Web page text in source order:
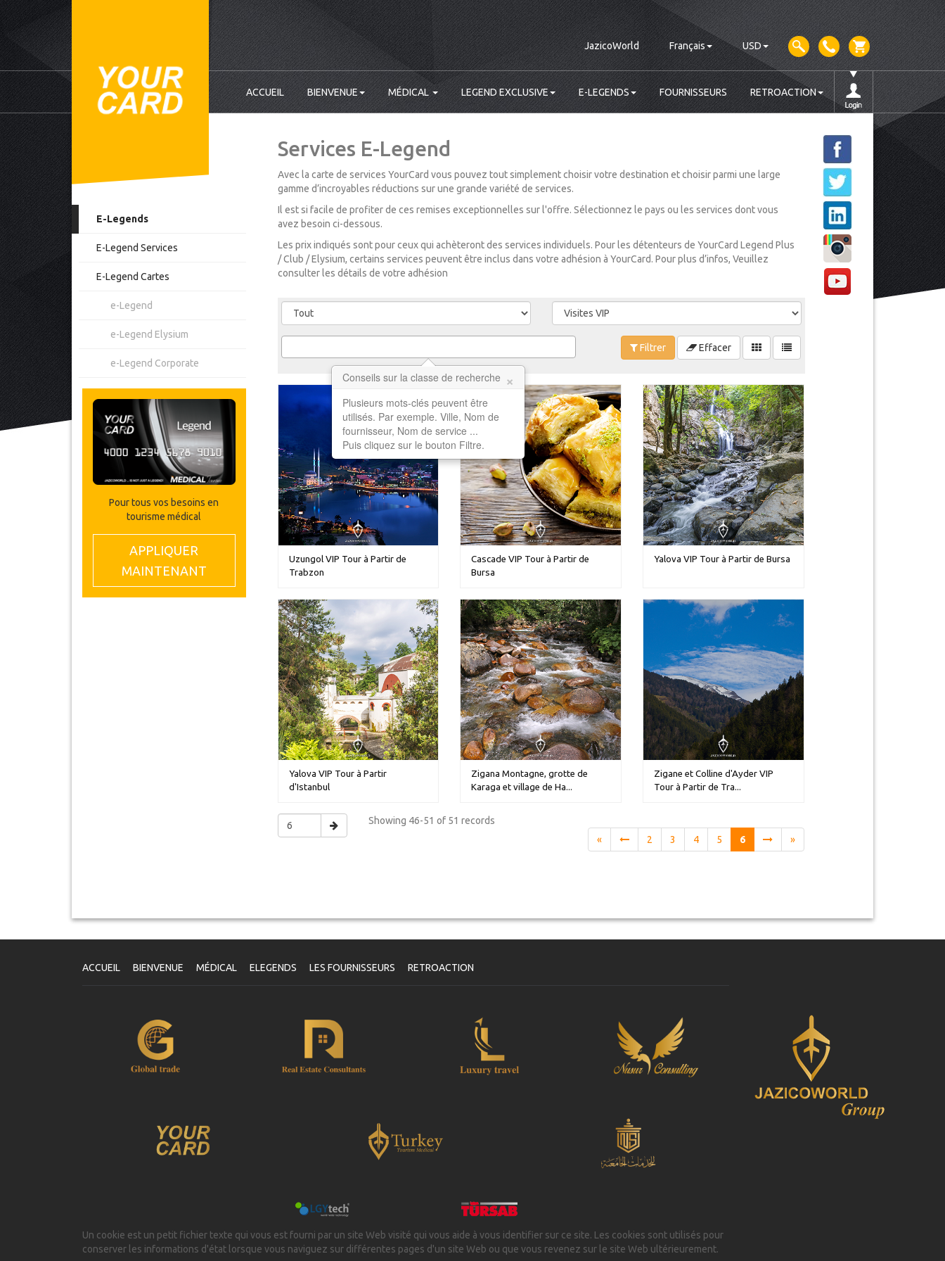
JazicoWorld Français USD
ACCUEIL BIENVENUE MÉDICAL LEGEND EXCLUSIVE E-LEGENDS FOURNISSEURS RETROACTION
E-Legends
E-Legend Services
E-Legend Cartes
e-Legend
e-Legend Elysium
e-Legend Corporate
Pour tous vos besoins en
tourisme médical
APPLIQUER
MAINTENANT
Services E-Legend
Avec la carte de services YourCard vous pouvez tout simplement choisir votre destination et choisir parmi une large
gamme d’incroyables réductions sur une grande variété de services.
Il est si facile de profiter de ces remises exceptionnelles sur l'offre. Sélectionnez le pays ou les services dont vous
avez besoin ci-dessous.
Les prix indiqués sont pour ceux qui achèteront des services individuels. Pour les détenteurs de YourCard Legend Plus
/ Club / Elysium, certains services peuvent être inclus dans votre adhésion à YourCard. Pour plus d’infos, Veuillez
consulter les détails de votre adhésion
Conseils sur la classe de recherche ×
Plusieurs mots-clés peuvent être
utilisés. Par exemple. Ville, Nom de
fournisseur, Nom de service ...
Puis cliquez sur le bouton Filtre.
Filtrer Effacer
Uzungol VIP Tour à Partir de
Trabzon
Cascade VIP Tour à Partir de
Bursa
Yalova VIP Tour à Partir de Bursa
Yalova VIP Tour à Partir
d'Istanbul
Zigana Montagne, grotte de
Karaga et village de Ha...
Zigane et Colline d'Ayder VIP
Tour à Partir de Tra...
Showing 46-51 of 51 records
«
2 3 4 5 6 »
ACCUEIL BIENVENUE MÉDICAL ELEGENDS LES FOURNISSEURS RETROACTION
Un cookie est un petit fichier texte qui vous est fourni par un site Web visité qui vous aide à vous identifier sur ce site. Les cookies sont utilisés pour
conserver les informations d'état lorsque vous naviguez sur différentes pages d'un site Web ou que vous revenez sur le site Web ultérieurement.